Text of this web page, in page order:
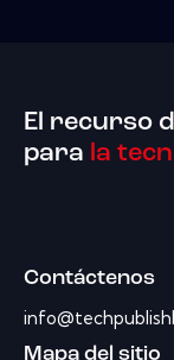
El recurso
para la
Contáctenos
Mapa del sitio